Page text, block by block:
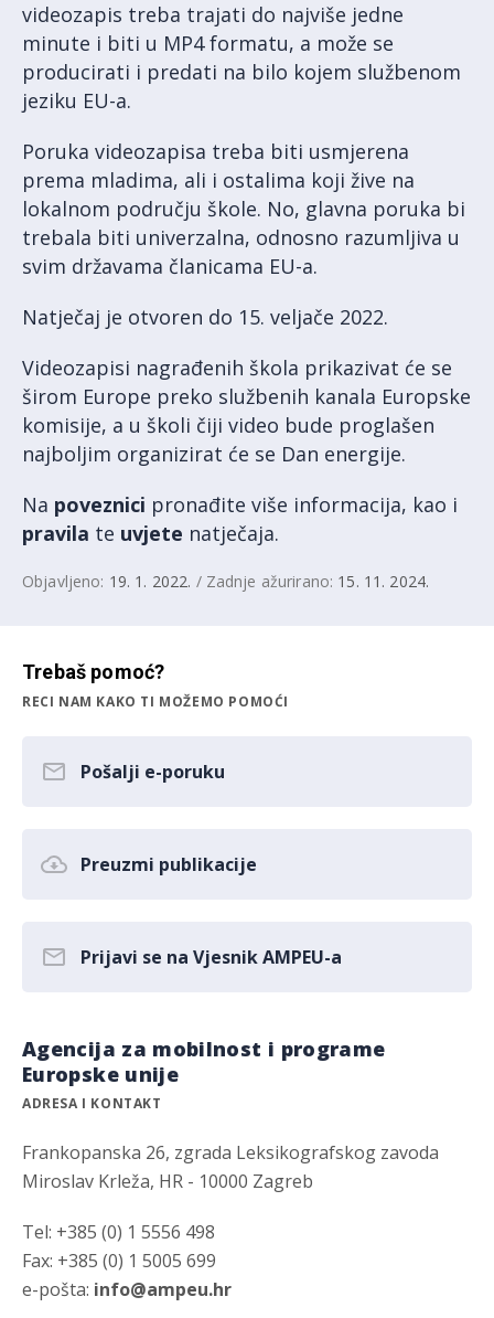
videozapis treba trajati do najviše jedne
minute i biti u MP4 formatu, a može se
producirati i predati na bilo kojem službenom
jeziku EU-a.
Poruka videozapisa treba biti usmjerena
prema mladima, ali i ostalima koji žive na
lokalnom području škole. No, glavna poruka bi
trebala biti univerzalna, odnosno razumljiva u
svim državama članicama EU-a.
Natječaj je otvoren do 15. veljače 2022.
Videozapisi nagrađenih škola prikazivat će se
širom Europe preko službenih kanala Europske
komisije, a u školi čiji video bude proglašen
najboljim organizirat će se Dan energije.
Na poveznici pronađite više informacija, kao i
pravila te uvjete natječaja.
Objavljeno: 19. 1. 2022. / Zadnje ažurirano: 15. 11. 2024.
Trebaš pomoć?
RECI NAM KAKO TI MOŽEMO POMOĆI
Pošalji e-poruku
Preuzmi publikacije
Prijavi se na Vjesnik AMPEU-a
Agencija za mobilnost i programe
Europske unije
ADRESA I KONTAKT
Frankopanska 26, zgrada Leksikografskog zavoda
Miroslav Krleža, HR - 10000 Zagreb
Tel: +385 (0) 1 5556 498
Fax: +385 (0) 1 5005 699
e-pošta: info@ampeu.hr